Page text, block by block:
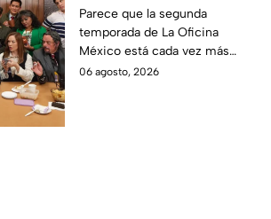
temporada 2 y un
detalle desata teorías
entre los fans
Parece que la segunda
temporada de La Oficina
México está cada vez más
cerca, pues el elenco ya se
06 agosto, 2026